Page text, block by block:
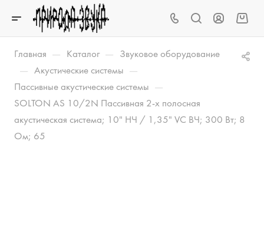
Главная — Каталог — Звуковое оборудование
— Акустические системы —
Пассивные акустические системы —
SOLTON AS 10/2N Пассивная 2-х полосная
акустическая система; 10" НЧ / 1,35" VC ВЧ; 300 Вт; 8
Ом; 65